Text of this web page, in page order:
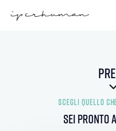
SCEGLI QUELLO
sei pronto